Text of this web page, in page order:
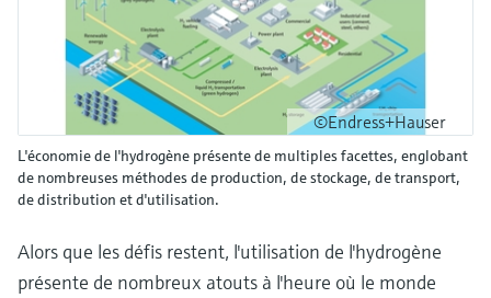
©Endress+Hauser
L'économie de l'hydrogène présente de multiples facettes, englobant
de nombreuses méthodes de production, de stockage, de transport,
de distribution et d'utilisation.
Alors que les défis restent, l'utilisation de l'hydrogène
présente de nombreux atouts à l'heure où le monde